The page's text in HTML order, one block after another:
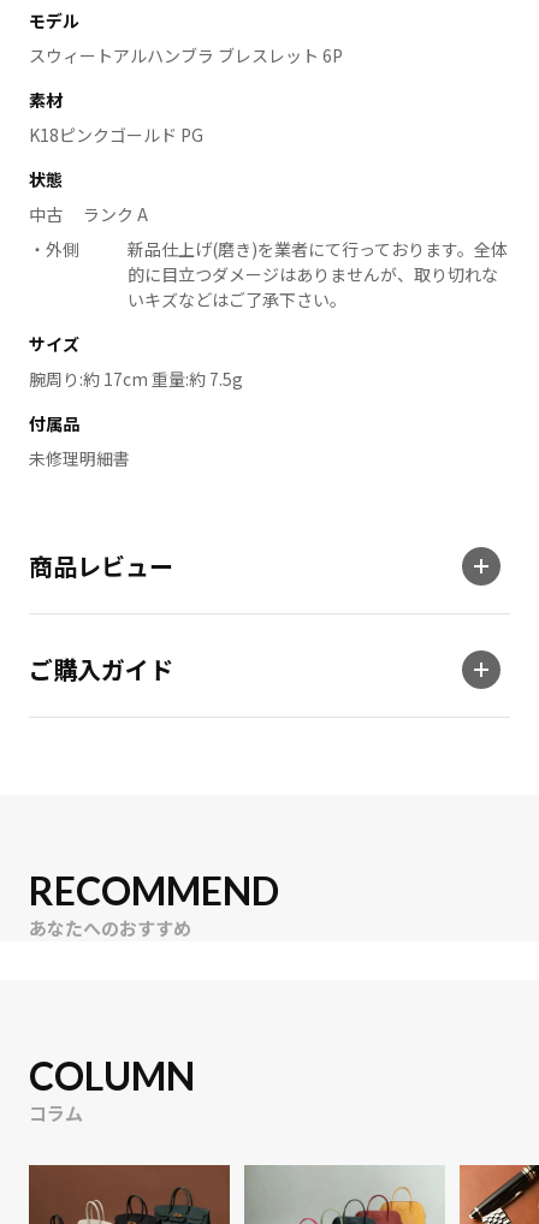
モデル
スウィートアルハンブラ ブレスレット 6P
素材
K18ピンクゴールド PG
状態
中古 ランク A
外側
新品仕上げ(磨き)を業者にて行っております。全体
的に目立つダメージはありませんが、取り切れな
いキズなどはご了承下さい。
サイズ
腕周り:約 17cm 重量:約 7.5g
付属品
未修理明細書
商品レビュー
ご購入ガイド
RECOMMEND
あなたへのおすすめ
COLUMN
コラム